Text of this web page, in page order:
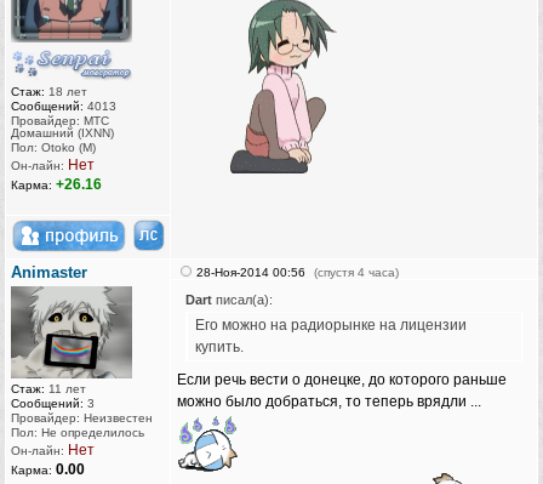
Стаж: 18 лет
Сообщений: 4013
Провайдер: МТС
Домашний (IXNN)
Пол: Otoko (M)
Он-лайн: Нет
Карма: +26.16
Animaster
Стаж: 11 лет
Сообщений: 3
Провайдер: Неизвестен
Пол: Не определилось
Он-лайн: Нет
Карма: 0.00
28-Ноя-2014 00:56 (спустя 4 часа)
Dart писал(а):
Его можно на радиорынке на лицензии
купить.
Если речь вести о донецке, до которого раньше
можно было добраться, то теперь врядли ...